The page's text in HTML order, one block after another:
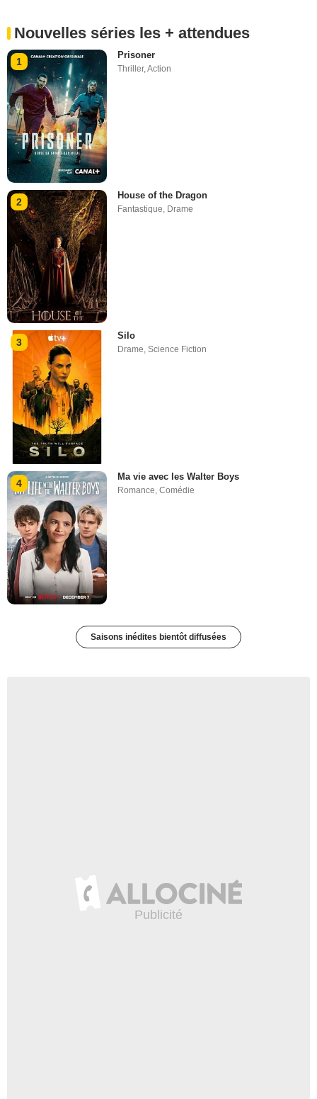
Nouvelles séries les + attendues
1
Prisoner
Thriller,Action
2
House of the Dragon
Fantastique, Drame
3
Silo
Drame,Science Fiction
4
Ma vie avec les Walter Boys
Romance ,Comédie
Saisons inédites bientôt diffusées